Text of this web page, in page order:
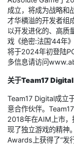
成立，将成为战略和
才华横溢的开发者组
以开发进化的、高质
戏《绝密:法国‘44年
将于2024年初登陆
多信息请访问
关于Team17 Digital
Team17 Digital成立
意合作伙伴。
2018年在AIM上市，
现了独立游戏的精
Awards上获得了“发